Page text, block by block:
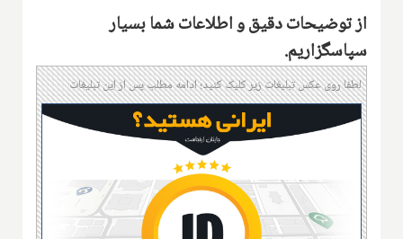
از توضیحات دقیق و اطلاعات شما بسیار
سپاسگزاریم.
لطفا روی عکس تبلیغات زیر کلیک کنید؛ ادامه مطلب پس از این تبلیغات